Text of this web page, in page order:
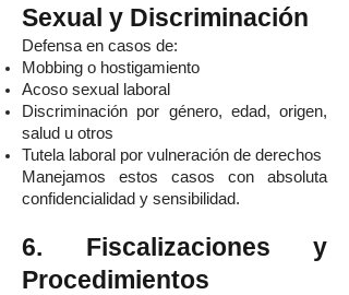
Sexual y Discriminación
Defensa en casos de:
Mobbing o hostigamiento
Acoso sexual laboral
Discriminación por género, edad, origen,
salud u otros
Tutela laboral por vulneración de derechos
Manejamos estos casos con absoluta
confidencialidad y sensibilidad.
6. Fiscalizaciones y
Procedimientos